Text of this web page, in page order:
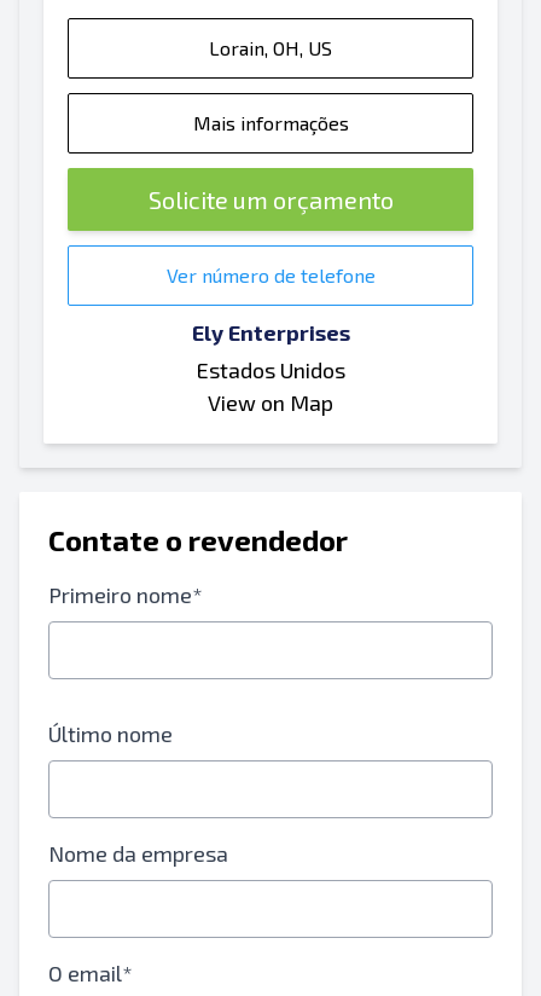
Lorain, OH, US
Mais informações
Solicite um orçamento
Ver número de telefone
Ely Enterprises
Estados Unidos
View on Map
Contate o revendedor
Primeiro nome*
Último nome
Nome da empresa
O email*